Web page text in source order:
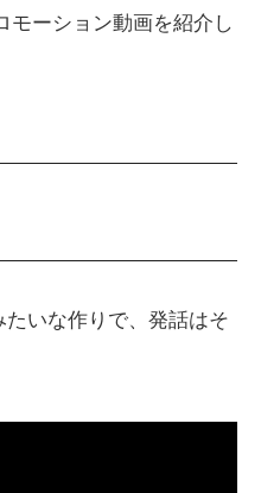
ーション動画を紹介し
いな作りで、発話はそ